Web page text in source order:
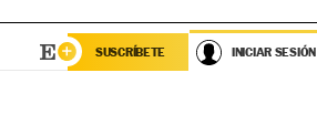
SUSCRÍBETE INICIAR SESIÓN